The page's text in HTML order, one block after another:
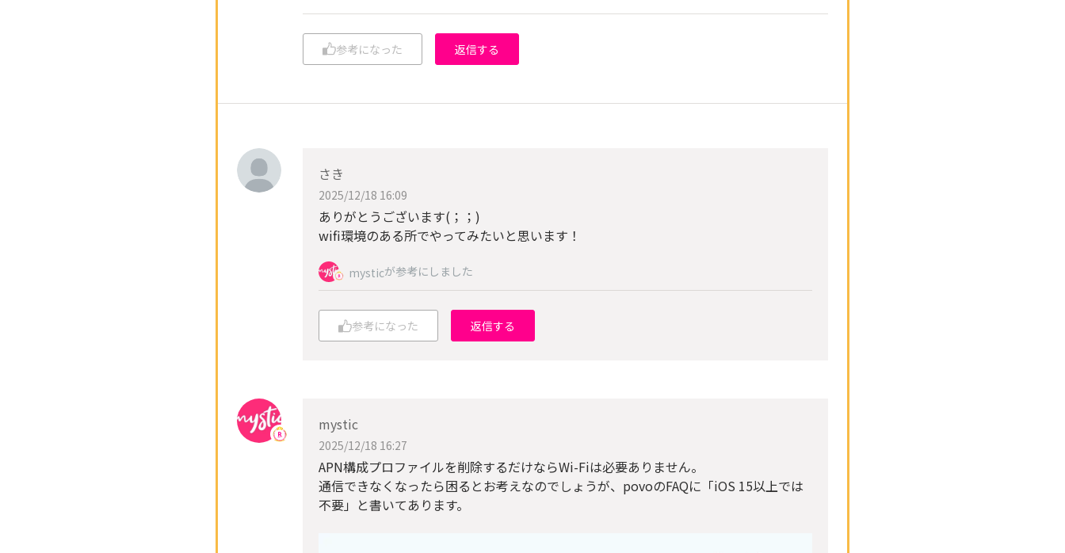
参考になった 返信する
さき
2025/12/18 16:09
ありがとうございます(；；)
wifi環境のある所でやってみたいと思います！
mysticが参考にしました
参考になった 返信する
mystic
2025/12/18 16:27
APN構成プロファイルを削除するだけならWi-Fiは必要ありません。
通信できなくなったら困るとお考えなのでしょうが、povoのFAQに「iOS 15以上では
不要」と書いてあります。